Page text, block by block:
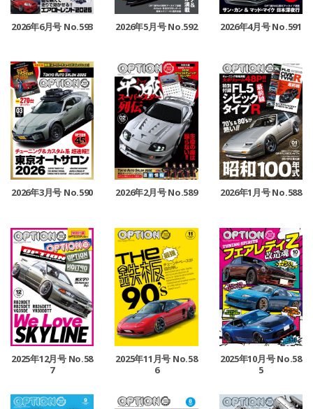
2026年6月号 No.593 2026年5月号 No.592 2026年4月号 No.591
2026年3月号 No.590 2026年2月号 No.589 2026年1月号 No.588
2025年12月号 No.58
7
2025年11月号 No.58
6
2025年10月号 No.58
5